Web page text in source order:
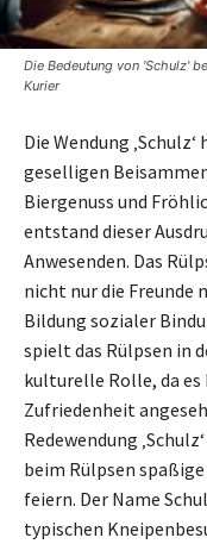
Die Bedeutung von 'Schulz'
Kurier
Die Wendung
geselligen
Biergenuss und
entstand dieser
Anwesenden. Das
nicht nur die Freunde
Bildung sozialer
spielt das Rülpsen in
kulturelle Rolle, da es
Zufriedenheit
Redewendung
beim Rülpsen
feiern. Der Name
typischen